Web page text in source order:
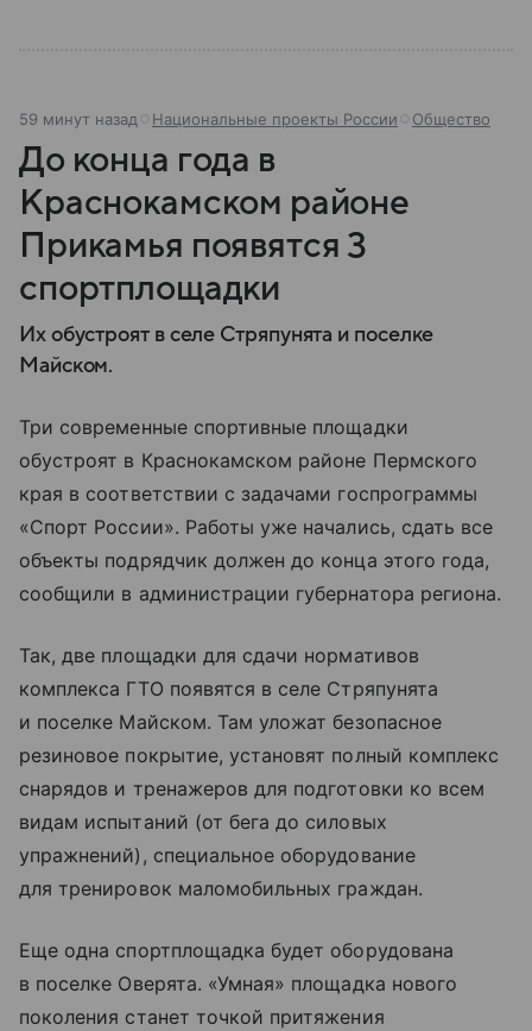
59 минут назад Национальные проекты России Общество
До конца года в
Краснокамском районе
Прикамья появятся 3
спортплощадки
Их обустроят в селе Стряпунята и поселке
Майском.
Три современные спортивные площадки
обустроят в Краснокамском районе Пермского
края в соответствии с задачами госпрограммы
«Спорт России». Работы уже начались, сдать все
объекты подрядчик должен до конца этого года,
сообщили в администрации губернатора региона.
Так, две площадки для сдачи нормативов
комплекса ГТО появятся в селе Стряпунята
и поселке Майском. Там уложат безопасное
резиновое покрытие, установят полный комплекс
снарядов и тренажеров для подготовки ко всем
видам испытаний (от бега до силовых
упражнений), специальное оборудование
для тренировок маломобильных граждан.
Еще одна спортплощадка будет оборудована
в поселке Оверята. «Умная» площадка нового
поколения станет точкой притяжения